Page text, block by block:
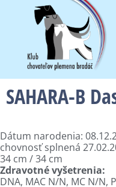
SAHARA-B
Dátum narodenia:
chovnosť splnená
34 cm / 34 cm
Zdravotné vyšetrenia:
DNA, MAC N/N, MC N/N,